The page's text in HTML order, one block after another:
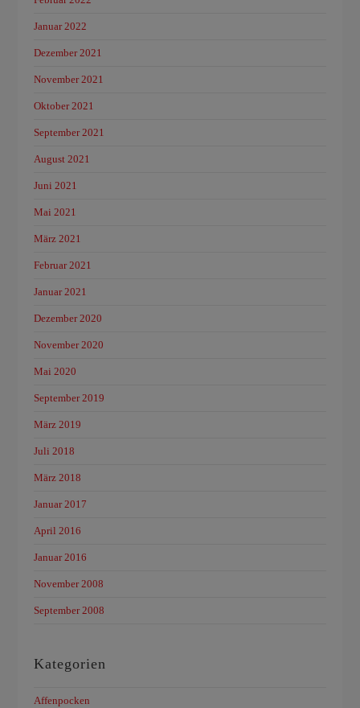
Januar 2022
Dezember 2021
November 2021
Oktober 2021
September 2021
August 2021
Juni 2021
Mai 2021
März 2021
Februar 2021
Januar 2021
Dezember 2020
November 2020
Mai 2020
September 2019
März 2019
Juli 2018
März 2018
Januar 2017
April 2016
Januar 2016
November 2008
September 2008
Kategorien
Affenpocken